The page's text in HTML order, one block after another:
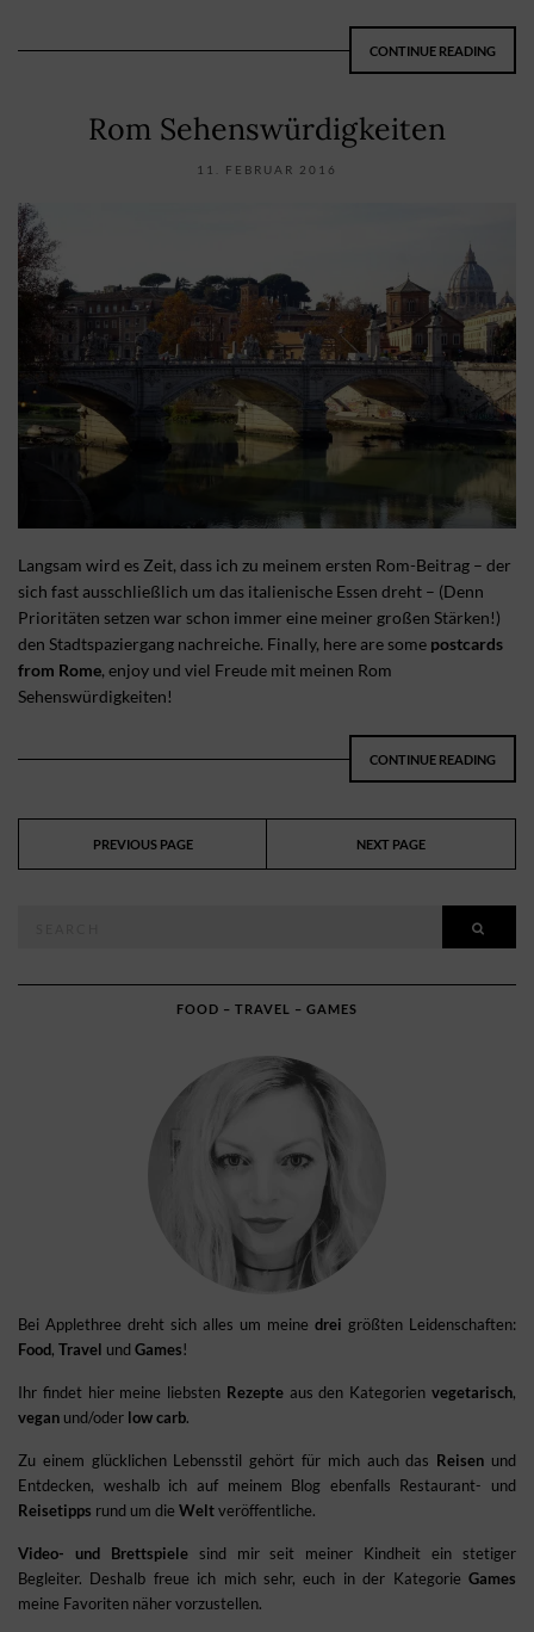
CONTINUE READING
Rom Sehenswürdigkeiten
11. FEBRUAR 2016
Langsam wird es Zeit, dass ich zu meinem ersten Rom-Beitrag – der
sich fast ausschließlich um das italienische Essen dreht – (Denn
Prioritäten setzen war schon immer eine meiner großen Stärken!)
den Stadtspaziergang nachreiche. Finally, here are some postcards
from Rome, enjoy und viel Freude mit meinen Rom
Sehenswürdigkeiten!
CONTINUE READING
PREVIOUS PAGE NEXT PAGE
FOOD – TRAVEL – GAMES
Bei Applethree dreht sich alles um meine drei größten Leidenschaften:
Food, Travel und Games!
Ihr findet hier meine liebsten Rezepteaus den Kategorienvegetarisch,
vegan und/oder low carb.
Zu einem glücklichen Lebensstil gehört für mich auch das Reisen und
Entdecken, weshalb ich auf meinem Blog ebenfalls Restaurant- und
Reisetipps rund um die Weltveröffentliche.
Video- und Brettspielesind mir seit meiner Kindheit ein stetiger
Begleiter. Deshalb freue ich mich sehr, euch in der Kategorie Games
meine Favoriten näher vorzustellen.